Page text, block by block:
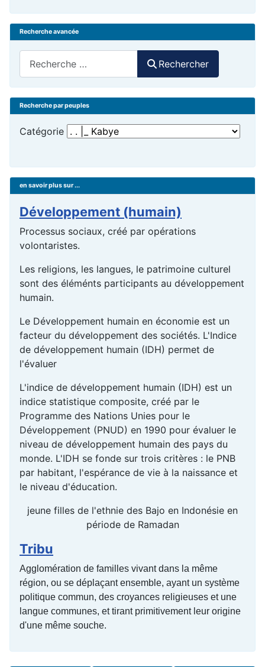
Recherche avancée
Rechercher
Recherche par peuples
Catégorie
en savoir plus sur ...
Développement (humain)
Processus sociaux, créé par opérations
volontaristes.
Les religions, les langues, le patrimoine culturel
sont des éléménts participants au développement
humain.
Le Développement humain en économie est un
facteur du développement des sociétés. L'Indice
de développement humain (IDH) permet de
l'évaluer
L'indice de développement humain (IDH) est un
indice statistique composite, créé par le
Programme des Nations Unies pour le
Développement (PNUD) en 1990 pour évaluer le
niveau de développement humain des pays du
monde. L'IDH se fonde sur trois critères : le PNB
par habitant, l'espérance de vie à la naissance et
le niveau d'éducation.
jeune filles de l'ethnie des Bajo en Indonésie en
période de Ramadan
Tribu
Agglomération de familles vivant dans la même
région, ou se déplaçant ensemble, ayant un système
politique commun, des croyances religieuses et une
langue communes, et tirant primitivement leur origine
d'une même souche.